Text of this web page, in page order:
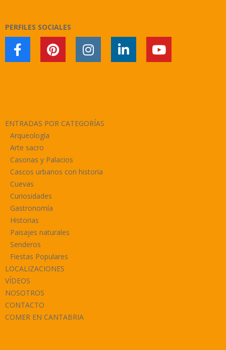
PERFILES SOCIALES
ENTRADAS POR CATEGORÍAS
Arqueología
Arte sacro
Casonas y Palacios
Cascos urbanos con historia
Cuevas
Curiosidades
Gastronomía
Historias
Paisajes naturales
Senderos
Fiestas Populares
LOCALIZACIONES
VÍDEOS
NOSOTROS
CONTACTO
COMER EN CANTABRIA